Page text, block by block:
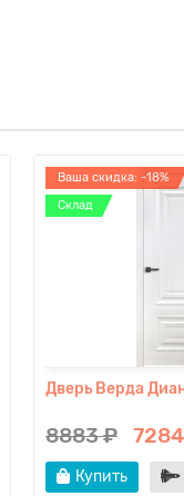
Ваша скидка: -18%
Склад
Дверь Верда
8883 ₽
Купить